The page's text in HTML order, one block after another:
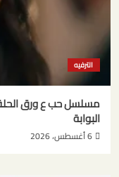
الترفيه
البوابة
6 أغسطس، 2026